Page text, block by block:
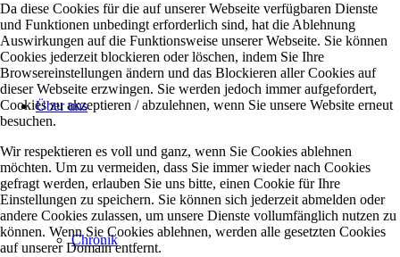
Über uns
Chronik
Da diese Cookies für die auf unserer Webseite verfügbaren Dienste
und Funktionen unbedingt erforderlich sind, hat die Ablehnung
Auswirkungen auf die Funktionsweise unserer Webseite. Sie können
Cookies jederzeit blockieren oder löschen, indem Sie Ihre
Browsereinstellungen ändern und das Blockieren aller Cookies auf
dieser Webseite erzwingen. Sie werden jedoch immer aufgefordert,
Cookies zu akzeptieren / abzulehnen, wenn Sie unsere Website erneut
besuchen.
Wir respektieren es voll und ganz, wenn Sie Cookies ablehnen
möchten. Um zu vermeiden, dass Sie immer wieder nach Cookies
gefragt werden, erlauben Sie uns bitte, einen Cookie für Ihre
Einstellungen zu speichern. Sie können sich jederzeit abmelden oder
andere Cookies zulassen, um unsere Dienste vollumfänglich nutzen zu
können. Wenn Sie Cookies ablehnen, werden alle gesetzten Cookies
auf unserer Domain entfernt.